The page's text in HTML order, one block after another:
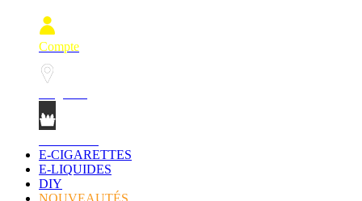
Compte
E-CIGARETTES
E-LIQUIDES
DIY
NOUVEAUTÉS